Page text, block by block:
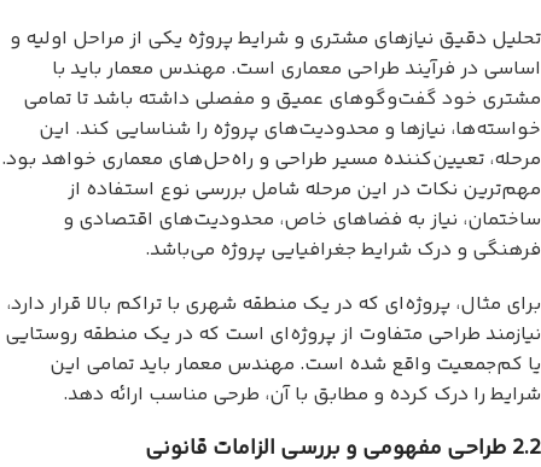
تحلیل دقیق نیازهای مشتری و شرایط پروژه یکی از مراحل اولیه و
اساسی در فرآیند طراحی معماری است. مهندس معمار باید با
مشتری خود گفت‌وگوهای عمیق و مفصلی داشته باشد تا تمامی
خواسته‌ها، نیازها و محدودیت‌های پروژه را شناسایی کند. این
مرحله، تعیین‌کننده مسیر طراحی و راه‌حل‌های معماری خواهد بود.
مهم‌ترین نکات در این مرحله شامل بررسی نوع استفاده از
ساختمان، نیاز به فضاهای خاص، محدودیت‌های اقتصادی و
فرهنگی و درک شرایط جغرافیایی پروژه می‌باشد.
برای مثال، پروژه‌ای که در یک منطقه شهری با تراکم بالا قرار دارد،
نیازمند طراحی متفاوت از پروژه‌ای است که در یک منطقه روستایی
یا کم‌جمعیت واقع شده است. مهندس معمار باید تمامی این
شرایط را درک کرده و مطابق با آن، طرحی مناسب ارائه دهد.
2.2 طراحی مفهومی و بررسی الزامات قانونی